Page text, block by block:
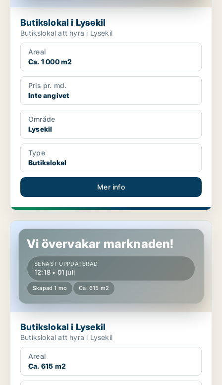
Butikslokal i Lysekil
Butikslokal att hyra i Lysekil
Areal
Ca. 1 000 m2
Pris pr. md.
Inte angivet
Område
Lysekil
Type
Butikslokal
Mer info
Butikslokal i Lysekil
Vi övervakar marknaden!
SENAST UPPDATERAD
12:18 • 01 juli
Skapad 1 mo Ca. 615 m2
Butikslokal i Lysekil
Butikslokal att hyra i Lysekil
Areal
Ca. 615 m2